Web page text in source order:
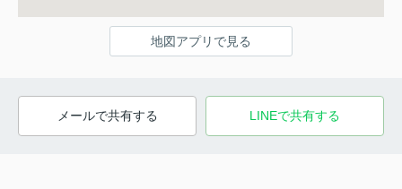
地図アプリで見る
メールで共有する LINEで共有する